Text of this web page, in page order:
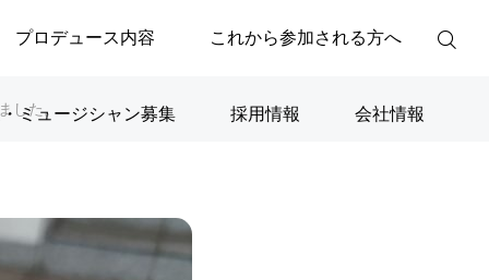
プロデュース内容 これから参加される方へ
ミュージシャン募集 採用情報 会社情報
した。